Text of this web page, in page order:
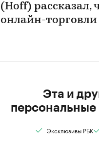
(Hoff) рассказал,
онлайн-торговли
Эта и
Эксклюзивы РБК